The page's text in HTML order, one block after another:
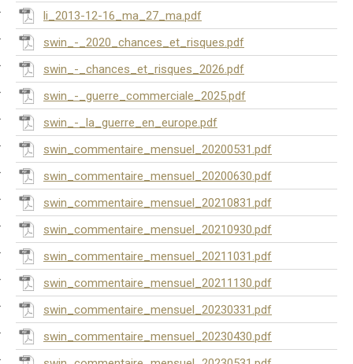
li_2013-12-16_ma_27_ma.pdf
swin_-_2020_chances_et_risques.pdf
swin_-_chances_et_risques_2026.pdf
swin_-_guerre_commerciale_2025.pdf
swin_-_la_guerre_en_europe.pdf
swin_commentaire_mensuel_20200531.pdf
swin_commentaire_mensuel_20200630.pdf
swin_commentaire_mensuel_20210831.pdf
swin_commentaire_mensuel_20210930.pdf
swin_commentaire_mensuel_20211031.pdf
swin_commentaire_mensuel_20211130.pdf
swin_commentaire_mensuel_20230331.pdf
swin_commentaire_mensuel_20230430.pdf